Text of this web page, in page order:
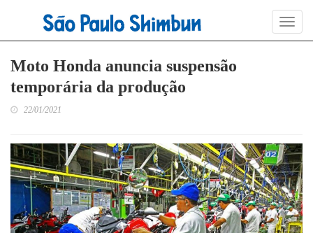
Toggle
Moto Honda anuncia suspensão
temporária da produção
22/01/2021